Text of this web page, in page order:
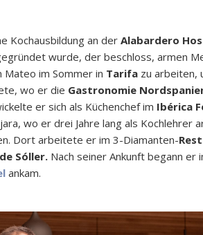
Kochausbildung an der Alabardero
wurde, der beschloss, armen
im Sommer in Tarifa zu arbeiten,
wo er die Gastronomie
er sich als Küchenchef im Ibérica
wo er drei Jahre lang als Kochlehrer
Dort arbeitete er im 3-Diamanten-
Sóller. Nach seiner Ankunft begann er
ankam.